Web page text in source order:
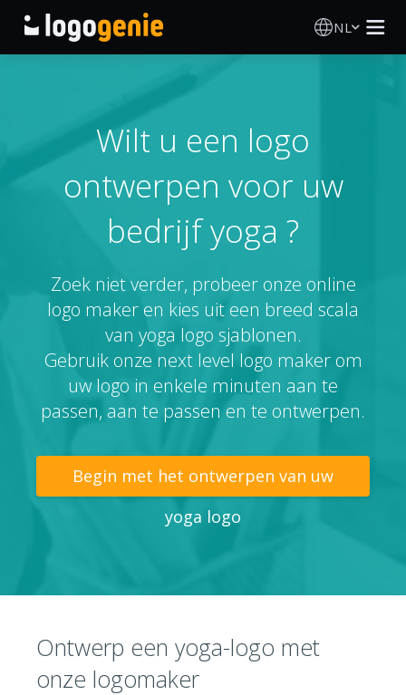
NL
AI logogenerator
Logo-ideeën
Gedrukte producten
Over
INLOGGEN
Wilt u een logo
ontwerpen voor uw
bedrijf yoga ?
Zoek niet verder, probeer onze online
logo maker en kies uit een breed scala
van yoga logo sjablonen.
Gebruik onze next level logo maker om
uw logo in enkele minuten aan te
passen, aan te passen en te ontwerpen.
Begin met het ontwerpen van uw
yoga logo
Ontwerp een yoga-logo met
onze logomaker